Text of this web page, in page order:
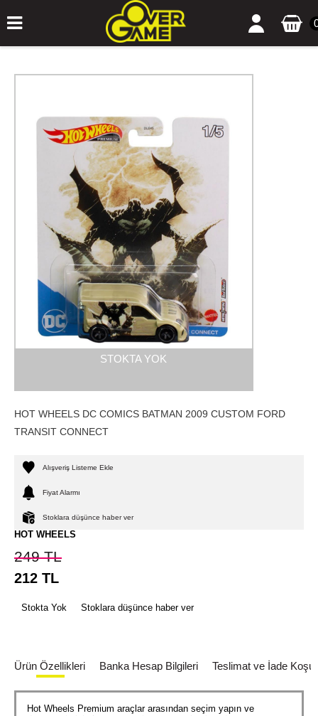
STOKTA YOK
HOT WHEELS DC COMICS BATMAN 2009 CUSTOM FORD
TRANSIT CONNECT
Alışveriş Listeme Ekle
Fiyat Alarmı
Stoklara düşünce haber ver
HOT WHEELS
249TL
212 TL
Stokta Yok Stoklara düşünce haber ver
Ürün Özellikleri Banka Hesap Bilgileri Teslimat ve İade
Hot Wheels Premium araçlar arasından seçim yapın ve